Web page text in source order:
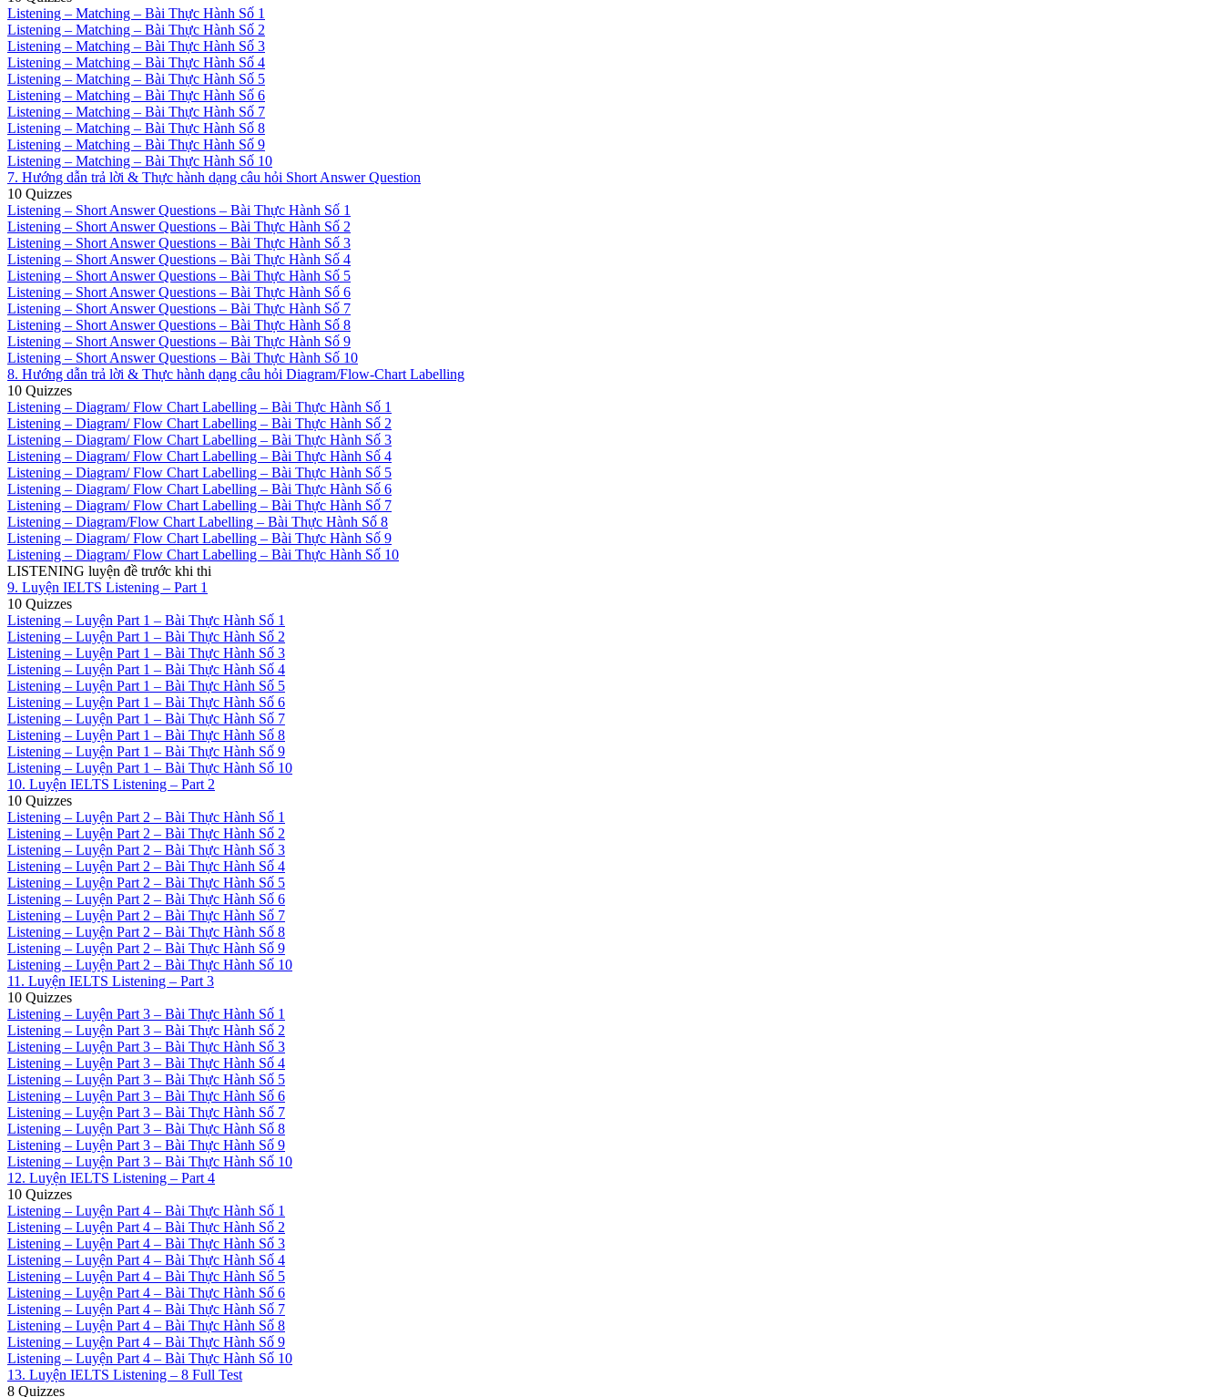
Listening – Matching – Bài Thực Hành Số 1
Listening – Matching – Bài Thực Hành Số 2
Listening – Matching – Bài Thực Hành Số 3
Listening – Matching – Bài Thực Hành Số 4
Listening – Matching – Bài Thực Hành Số 5
Listening – Matching – Bài Thực Hành Số 6
Listening – Matching – Bài Thực Hành Số 7
Listening – Matching – Bài Thực Hành Số 8
Listening – Matching – Bài Thực Hành Số 9
Listening – Matching – Bài Thực Hành Số 10
7. Hướng dẫn trả lời & Thực hành dạng câu hỏi Short Answer Question
10 Quizzes
Listening – Short Answer Questions – Bài Thực Hành Số 1
Listening – Short Answer Questions – Bài Thực Hành Số 2
Listening – Short Answer Questions – Bài Thực Hành Số 3
Listening – Short Answer Questions – Bài Thực Hành Số 4
Listening – Short Answer Questions – Bài Thực Hành Số 5
Listening – Short Answer Questions – Bài Thực Hành Số 6
Listening – Short Answer Questions – Bài Thực Hành Số 7
Listening – Short Answer Questions – Bài Thực Hành Số 8
Listening – Short Answer Questions – Bài Thực Hành Số 9
Listening – Short Answer Questions – Bài Thực Hành Số 10
8. Hướng dẫn trả lời & Thực hành dạng câu hỏi Diagram/Flow-Chart Labelling
10 Quizzes
Listening – Diagram/ Flow Chart Labelling – Bài Thực Hành Số 1
Listening – Diagram/ Flow Chart Labelling – Bài Thực Hành Số 2
Listening – Diagram/ Flow Chart Labelling – Bài Thực Hành Số 3
Listening – Diagram/ Flow Chart Labelling – Bài Thực Hành Số 4
Listening – Diagram/ Flow Chart Labelling – Bài Thực Hành Số 5
Listening – Diagram/ Flow Chart Labelling – Bài Thực Hành Số 6
Listening – Diagram/ Flow Chart Labelling – Bài Thực Hành Số 7
Listening – Diagram/Flow Chart Labelling – Bài Thực Hành Số 8
Listening – Diagram/ Flow Chart Labelling – Bài Thực Hành Số 9
Listening – Diagram/ Flow Chart Labelling – Bài Thực Hành Số 10
LISTENING luyện đề trước khi thi
9. Luyện IELTS Listening – Part 1
10 Quizzes
Listening – Luyện Part 1 – Bài Thực Hành Số 1
Listening – Luyện Part 1 – Bài Thực Hành Số 2
Listening – Luyện Part 1 – Bài Thực Hành Số 3
Listening – Luyện Part 1 – Bài Thực Hành Số 4
Listening – Luyện Part 1 – Bài Thực Hành Số 5
Listening – Luyện Part 1 – Bài Thực Hành Số 6
Listening – Luyện Part 1 – Bài Thực Hành Số 7
Listening – Luyện Part 1 – Bài Thực Hành Số 8
Listening – Luyện Part 1 – Bài Thực Hành Số 9
Listening – Luyện Part 1 – Bài Thực Hành Số 10
10. Luyện IELTS Listening – Part 2
10 Quizzes
Listening – Luyện Part 2 – Bài Thực Hành Số 1
Listening – Luyện Part 2 – Bài Thực Hành Số 2
Listening – Luyện Part 2 – Bài Thực Hành Số 3
Listening – Luyện Part 2 – Bài Thực Hành Số 4
Listening – Luyện Part 2 – Bài Thực Hành Số 5
Listening – Luyện Part 2 – Bài Thực Hành Số 6
Listening – Luyện Part 2 – Bài Thực Hành Số 7
Listening – Luyện Part 2 – Bài Thực Hành Số 8
Listening – Luyện Part 2 – Bài Thực Hành Số 9
Listening – Luyện Part 2 – Bài Thực Hành Số 10
11. Luyện IELTS Listening – Part 3
10 Quizzes
Listening – Luyện Part 3 – Bài Thực Hành Số 1
Listening – Luyện Part 3 – Bài Thực Hành Số 2
Listening – Luyện Part 3 – Bài Thực Hành Số 3
Listening – Luyện Part 3 – Bài Thực Hành Số 4
Listening – Luyện Part 3 – Bài Thực Hành Số 5
Listening – Luyện Part 3 – Bài Thực Hành Số 6
Listening – Luyện Part 3 – Bài Thực Hành Số 7
Listening – Luyện Part 3 – Bài Thực Hành Số 8
Listening – Luyện Part 3 – Bài Thực Hành Số 9
Listening – Luyện Part 3 – Bài Thực Hành Số 10
12. Luyện IELTS Listening – Part 4
10 Quizzes
Listening – Luyện Part 4 – Bài Thực Hành Số 1
Listening – Luyện Part 4 – Bài Thực Hành Số 2
Listening – Luyện Part 4 – Bài Thực Hành Số 3
Listening – Luyện Part 4 – Bài Thực Hành Số 4
Listening – Luyện Part 4 – Bài Thực Hành Số 5
Listening – Luyện Part 4 – Bài Thực Hành Số 6
Listening – Luyện Part 4 – Bài Thực Hành Số 7
Listening – Luyện Part 4 – Bài Thực Hành Số 8
Listening – Luyện Part 4 – Bài Thực Hành Số 9
Listening – Luyện Part 4 – Bài Thực Hành Số 10
13. Luyện IELTS Listening – 8 Full Test
8 Quizzes